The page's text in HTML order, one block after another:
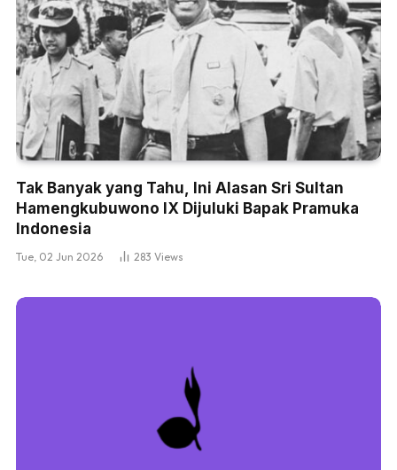
Tak Banyak yang Tahu, Ini Alasan Sri Sultan
Hamengkubuwono IX Dijuluki Bapak Pramuka
Indonesia
Tue, 02 Jun 2026 283 Views